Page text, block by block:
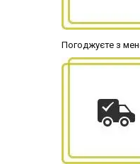
Погоджуєте з